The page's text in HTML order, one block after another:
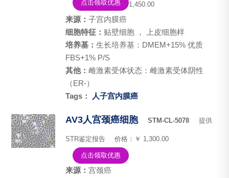
1,450.00
点击领取优惠
来源： 子宫内膜癌
细胞特征： 贴壁细胞 ， 上皮细胞样
培养基： 生长培养基：DMEM+15% 优质
FBS+1% P/S
其他： 雌激素受体状态：雌激素受体阴性
（ER-）
Tags：
人子宫内膜癌
AV3人宫颈癌细胞 STM-CL-5078 提供
STR鉴定报告 价格：￥ 1,300.00
点击领取优惠
来源： 宫颈癌